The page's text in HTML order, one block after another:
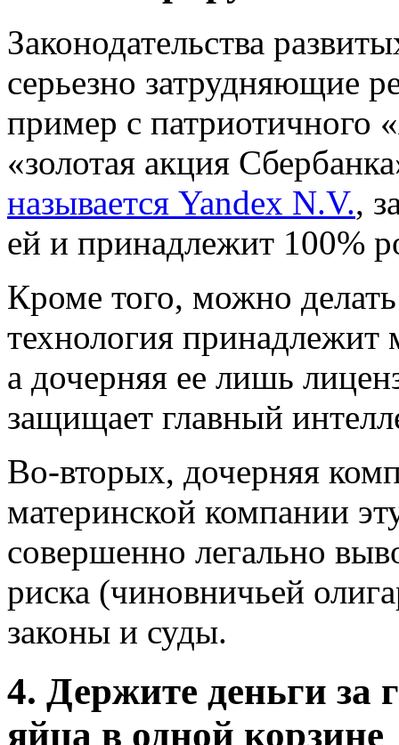
Законодательства
серьезно затрудняющие
пример с патриотичного
«золотая акция
называется Yandex N.V.,
ей и принадлежит 100%
Кроме того, можно
технология принадлежит
а дочерняя ее лишь
защищает главный
Во-вторых, дочерняя
материнской компании
совершенно легально
риска (чиновничьей
законы и суды.
4. Держите деньги за
яйца в одной корзине